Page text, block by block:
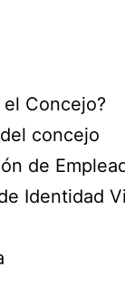
el Concejo?
concejo
de
Identidad